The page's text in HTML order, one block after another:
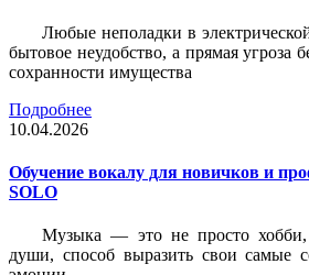
Любые неполадки в
бытовое неудобство, а прямая угроза
сохранности имущества
Подробнее
10.04.2026
Обучение вокалу для новичков и
SOLO
Музыка — это не просто хобби,
души, способ выразить свои самые